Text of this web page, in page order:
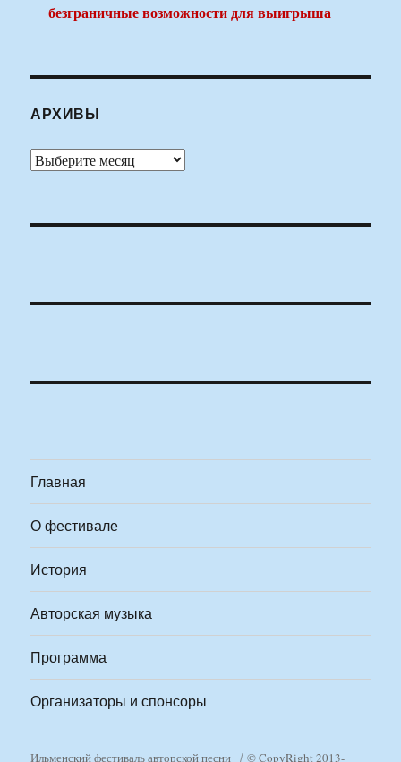
безграничные возможности для выигрыша
АРХИВЫ
Архивы
Главная
О фестивале
История
Авторская музыка
Программа
Организаторы и спонсоры
Ильменский фестиваль авторской песни © CopyRight 2013-